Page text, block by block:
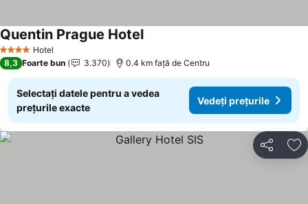
4 Stele Hotel
Quentin Prague Hotel
8,3 Foarte bun 3.370 0.4 km faţă de Centru
Selectați datele pentru a vedea
prețurile exacte
Vedeți prețurile
Distribuiți